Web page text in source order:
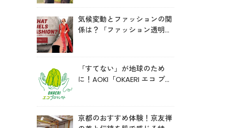
気候変動とファッションの関
係は？「ファッション透明性
「すてない」が地球のため
に！AOKI「OKAERI エコ プロ
京都のおすすめ体験！京友禅